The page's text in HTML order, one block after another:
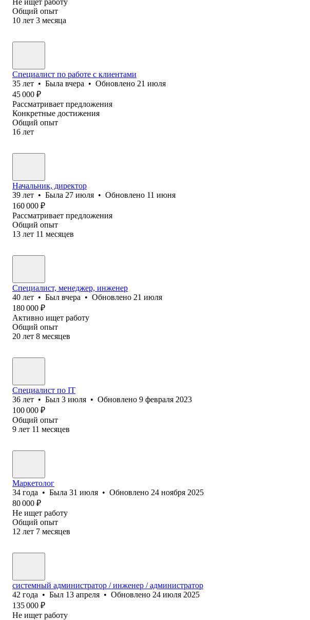
Общий опыт
10 лет 3 месяца
Специалист по работе с клиентами
35 лет • Была вчера • Обновлено 21 июля
45 000 ₽
Рассматривает предложения
Конкретные достижения
Общий опыт
16 лет
Начальник, директор
39 лет • Была 27 июля • Обновлено 11 июня
160 000 ₽
Рассматривает предложения
Общий опыт
13 лет 11 месяцев
Специалист, менеджер, инженер
40 лет • Был вчера • Обновлено 21 июля
180 000 ₽
Активно ищет работу
Общий опыт
20 лет 8 месяцев
Специалист по IT
36 лет • Был 3 июля • Обновлено 9 февраля 2023
100 000 ₽
Общий опыт
9 лет 11 месяцев
Маркетолог
34 года • Была 31 июля • Обновлено 24 ноября 2025
80 000 ₽
Не ищет работу
Общий опыт
12 лет 7 месяцев
системный администратор / инженер / администратор
42 года • Был 13 апреля • Обновлено 24 июля 2025
135 000 ₽
Не ищет работу